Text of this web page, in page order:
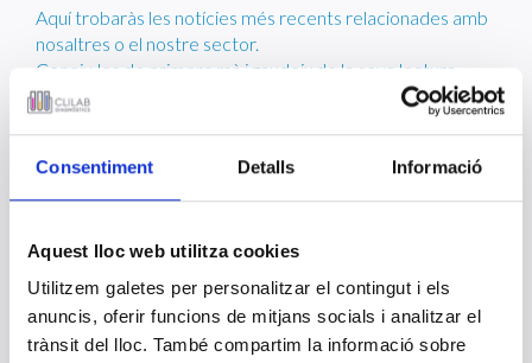
Consentiment Detalls Informació
Aquest lloc web utilitza cookies
Utilitzem galetes per personalitzar el contingut i els
anuncis, oferir funcions de mitjans socials i analitzar el
trànsit del lloc. També compartim la informació sobre
Aquí trobaràs les notícies més recents relacionades amb
nosaltres o el nostre sector.
Coneix-les de primera mà i gaudeix de la seva lectura.
edifici polivalent annex a l’Hospital Moisès
Broggi
El passat 20 d'abril de 2021, la Consellera de Salut Alba Vergés i
inaugurar l'edifici polivalent annex a l'Hospital Sant Joan Despí
(Complex Hospitalari Moisès Broggi) previ a la seva posada en
marxa amb l'entrada de pacients el 22 d'abril de 2021.